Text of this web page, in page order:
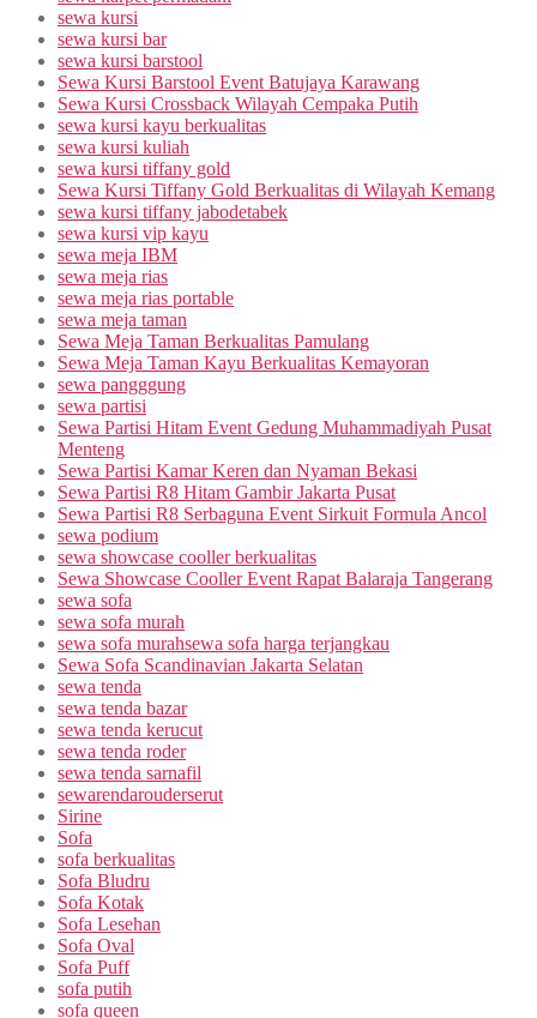
sewa kursi
sewa kursi bar
sewa kursi barstool
Sewa Kursi Barstool Event Batujaya Karawang
Sewa Kursi Crossback Wilayah Cempaka Putih
sewa kursi kayu berkualitas
sewa kursi kuliah
sewa kursi tiffany gold
Sewa Kursi Tiffany Gold Berkualitas di Wilayah Kemang
sewa kursi tiffany jabodetabek
sewa kursi vip kayu
sewa meja IBM
sewa meja rias
sewa meja rias portable
sewa meja taman
Sewa Meja Taman Berkualitas Pamulang
Sewa Meja Taman Kayu Berkualitas Kemayoran
sewa pangggung
sewa partisi
Sewa Partisi Hitam Event Gedung Muhammadiyah Pusat
Menteng
Sewa Partisi Kamar Keren dan Nyaman Bekasi
Sewa Partisi R8 Hitam Gambir Jakarta Pusat
Sewa Partisi R8 Serbaguna Event Sirkuit Formula Ancol
sewa podium
sewa showcase cooller berkualitas
Sewa Showcase Cooller Event Rapat Balaraja Tangerang
sewa sofa
sewa sofa murah
sewa sofa murahsewa sofa harga terjangkau
Sewa Sofa Scandinavian Jakarta Selatan
sewa tenda
sewa tenda bazar
sewa tenda kerucut
sewa tenda roder
sewa tenda sarnafil
sewarendarouderserut
Sirine
Sofa
sofa berkualitas
Sofa Bludru
Sofa Kotak
Sofa Lesehan
Sofa Oval
Sofa Puff
sofa putih
sofa queen